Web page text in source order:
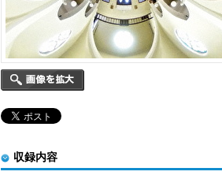
収録内容